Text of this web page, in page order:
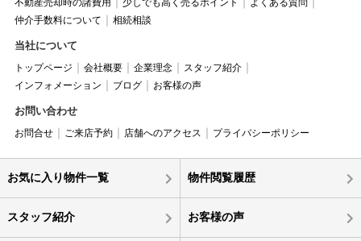
仲介手数料について
相続相談
当社について
トップページ 会社概要 企業理念
スタッフ紹介
インフォメーション
ブログ お客様の声
お問い合わせ
お問合せ ご来店予約 店舗へのアクセス プライバシーポリシー
お気に入り物件一覧 物件閲覧履歴
スタッフ紹介 お客様の声